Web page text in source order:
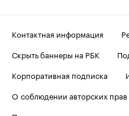
Контактная информация
Скрыть баннеры на РБК
Корпоративная подписка
О соблюдении авторских прав